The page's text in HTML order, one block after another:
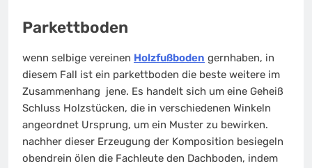
Parkettboden
wenn selbige vereinen Holzfußboden gernhaben, in
diesem Fall ist ein parkettboden die beste weitere im
Zusammenhang jene. Es handelt sich um eine Geheiß
Schluss Holzstücken, die in verschiedenen Winkeln
angeordnet Ursprung, um ein Muster zu bewirken.
nachher dieser Erzeugung der Komposition besiegeln
obendrein ölen die Fachleute den Dachboden, indem